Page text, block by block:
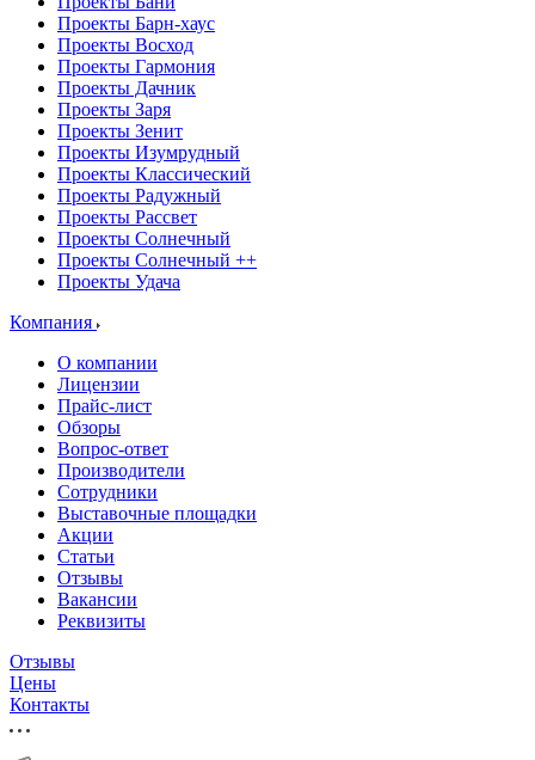
Проекты Барн-хаус
Проекты Восход
Проекты Гармония
Проекты Дачник
Проекты Заря
Проекты Зенит
Проекты Изумрудный
Проекты Классический
Проекты Радужный
Проекты Рассвет
Проекты Солнечный
Проекты Солнечный ++
Проекты Удача
Компания
О компании
Лицензии
Прайс-лист
Обзоры
Вопрос-ответ
Производители
Сотрудники
Выставочные площадки
Акции
Статьи
Отзывы
Вакансии
Реквизиты
Отзывы
Цены
Контакты